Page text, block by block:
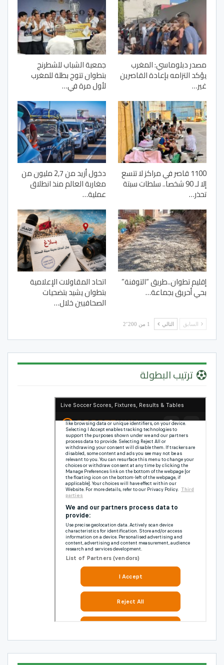
مصدر دبلوماسي: المغرب
يؤكد التزامه بإعادة القاصرين
غير…
جمعية الشباب للشطرنج
بتطوان تتوج بطلة للمغرب
لأول مرة في…
1100 قاصر في مراكز لا تتسع
إلا لـ 90 شخصا.. سلطات سبتة
تحذر…
دخول أزيد من 2,7 مليون من
مغاربة العالم منذ انطلاق
عملية…
إقليم تطوان..طريق “التوفنة”
بحي أحريق بجماعة…
اتحاد المقاولات الإعلامية
بتطوان يشيد بتضحيات
الصحافيين خلال…
السابق التالي 1 من 2٬200
ترتيب البطولة